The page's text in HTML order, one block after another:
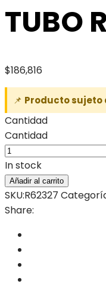
TUBO
$186,816
📌 Producto sujeto
Cantidad
Cantidad
In stock
Añadir al carrito
SKU:R62327
Share: